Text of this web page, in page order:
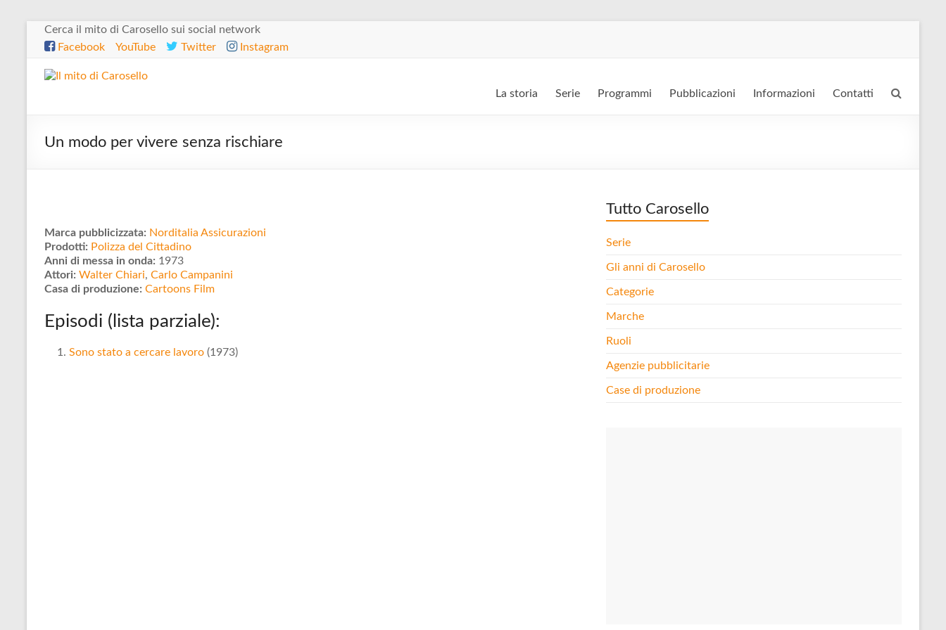
SaltaCerca il mito di Carosello sui social network
Facebook
YouTube Twitter Instagram
Il
di
La storia Serie Programmi Pubblicazioni Informazioni Contatti
Un modo per vivere senza rischiare
Marca pubblicizzata: Norditalia Assicurazioni
Prodotti: Polizza del Cittadino
Anni di messa in onda: 1973
Attori: Walter Chiari, Carlo Campanini
Casa di produzione: Cartoons Film
Episodi (lista parziale):
Sono stato a cercare lavoro (1973)
Tutto Carosello
Serie
Gli anni di Carosello
Categorie
Marche
Ruoli
Agenzie pubblicitarie
Case di produzione